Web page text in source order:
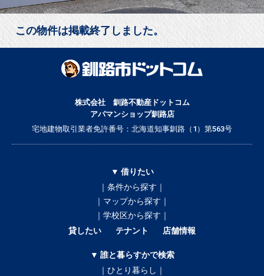
この物件は掲載終了しました。
株式会社 釧路不動産ドットコム
アパマンショップ釧路店
宅地建物取引業者免許番号：北海道知事釧路（1）第563号
▼ 借りたい
｜条件から探す｜
｜マップから探す｜
｜学校区から探す｜
貸したい
テナント 店舗情報
▼ 誰と暮らすかで検索
｜ひとり暮らし｜